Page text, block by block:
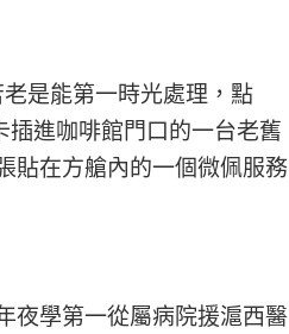
是能第一時光處理，點
進咖啡館門口的一台老舊
貼在方艙內的一個微佩服務
學第一從屬病院援滬西醫